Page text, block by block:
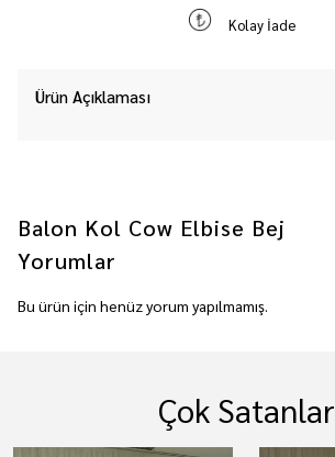
Kolay İade
Ürün Açıklaması
Balon Kol Cow Elbise Bej
Yorumlar
Bu ürün için henüz yorum yapılmamış.
Çok Satanlar